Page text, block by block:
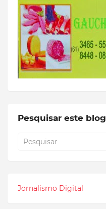
Pesquisar este blog
Jornalismo Digital